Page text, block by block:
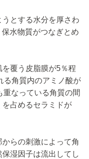
とする水分を厚さわ
水物質がつなぎとめ
覆う皮脂膜が5％程
る角質内のアミノ酸が
なっている角質の間
占めるセラミドが
らの刺激によって角
湿因子は流出してし